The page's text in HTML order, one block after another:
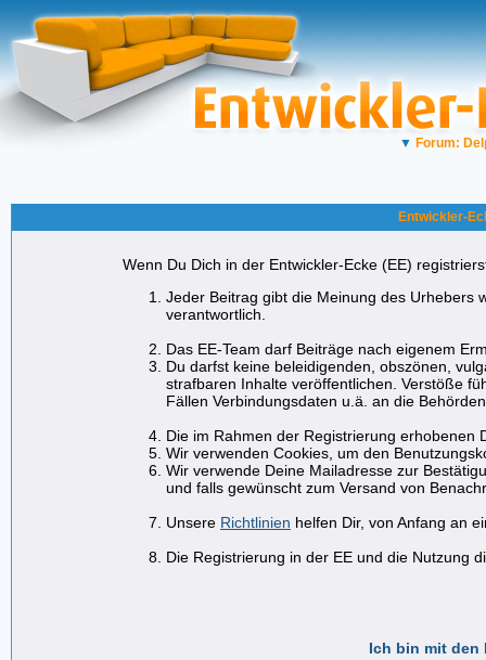
▼ Forum:
Entwickler-
Wenn Du Dich in der Entwickler-Ecke (EE)
Jeder Beitrag gibt die Meinung des Urhebers
verantwortlich.
Das EE-Team darf Beiträge nach eigenem
Du darfst keine beleidigenden, obszönen,
strafbaren Inhalte veröffentlichen. Verstöße
Fällen Verbindungsdaten u.ä. an die
Die im Rahmen der Registrierung erhobenen
Wir verwenden Cookies, um den
Wir verwende Deine Mailadresse zur
und falls gewünscht zum Versand von
Unsere Richtlinien helfen Dir, von Anfang an
Die Registrierung in der EE und die Nutzung
Ich bin mit den